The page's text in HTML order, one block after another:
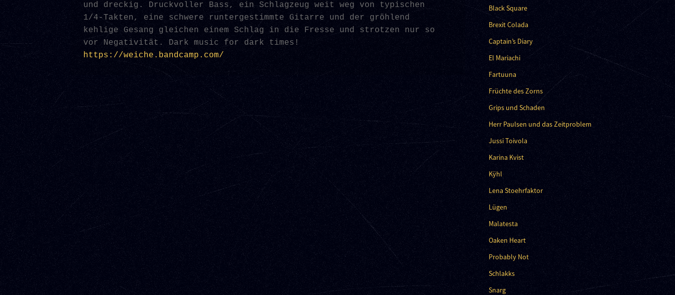
und dreckig. Druckvoller Bass, ein Schlagzeug weit weg von typischen
1/4-Takten, eine schwere runtergestimmte Gitarre und der gröhlend
kehlige Gesang gleichen einem Schlag in die Fresse und strotzen nur so
https://weiche.bandcamp.com/
Black Square
Brexit Colada
Captain’s Diary
El Mariachi
Fartuuna
Früchte des Zorns
Grips und Schaden
Herr Paulsen und das Zeitproblem
Jussi Toivola
Karina Kvist
Kÿhl
Lena Stoehrfaktor
Lügen
Malatesta
Oaken Heart
Probably Not
Schlakks
Snarg